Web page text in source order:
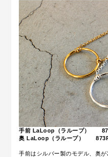
手前 LaLoop（ラループ）
奥 LaLoop（ラループ）
手前はシルバー製のモデル、奥